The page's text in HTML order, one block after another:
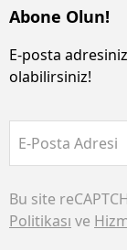
Abone Olun!
E-posta
olabilirsiniz!
E-Posta Adresi
Bu site
Politikası ve